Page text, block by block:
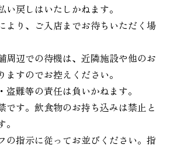
戻しはいたしかねます。
より、ご入店までお待ちいただく場
周辺での待機は、近隣施設や他のお
すのでお控えください。
盗難等の責任は負いかねます。
です。飲食物のお持ち込みは禁止と
の指示に従ってお並びください。指